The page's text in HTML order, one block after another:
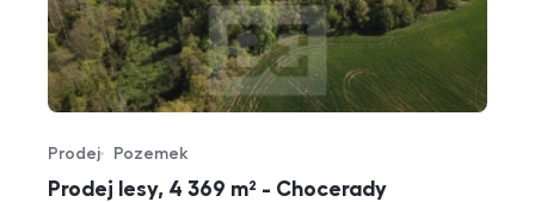
Prodej lesy, 4 369 m² - Chocerady
Typ nabídky
Prodej
Typ nemovitosti
Pozemek